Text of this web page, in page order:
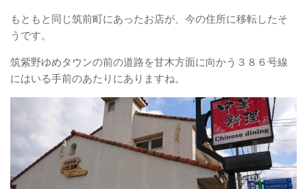
もともと同じ筑前町にあったお店が、今の住所に移転したそ
うです。
筑紫野ゆめタウンの前の道路を甘木方面に向かう３８６号線
にはいる手前のあたりにありますね。